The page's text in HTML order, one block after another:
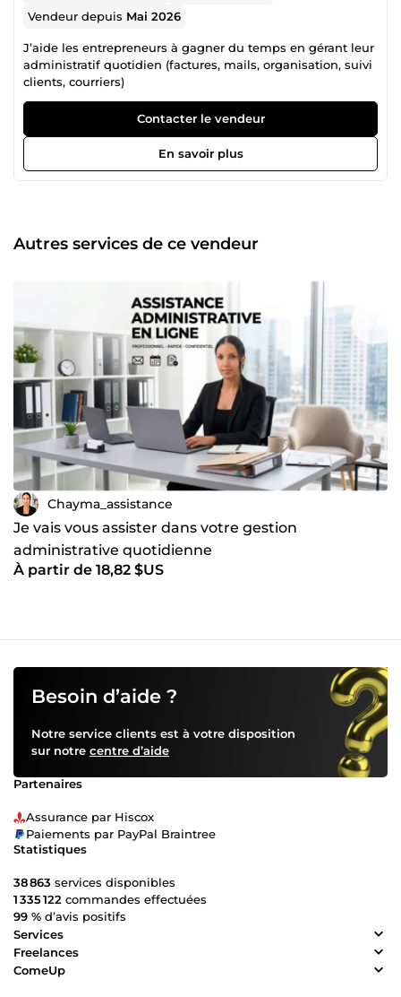
Vendeur depuis Mai 2026
J’aide les entrepreneurs à gagner du temps en gérant leur
administratif quotidien (factures, mails, organisation, suivi
clients, courriers)
Contacter le vendeur
En savoir plus
Autres services de ce vendeur
Chayma_assistance
Je vais vous assister dans votre gestion
administrative quotidienne
À partir de 18,82 $US
Besoin d’aide ?
Notre service clients est à votre disposition
sur notre centre d’aide
Partenaires
Assurance par Hiscox
Paiements par PayPal Braintree
Statistiques
38 863 services disponibles
1 335 122 commandes effectuées
99 % d’avis positifs
Services
Freelances
ComeUp